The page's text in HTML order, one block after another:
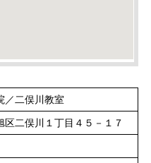
／二俣川教室
区二俣川１丁目４５－１７